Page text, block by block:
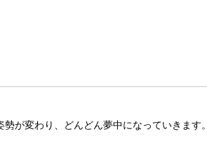
が変わり、どんどん夢中になっていきます。